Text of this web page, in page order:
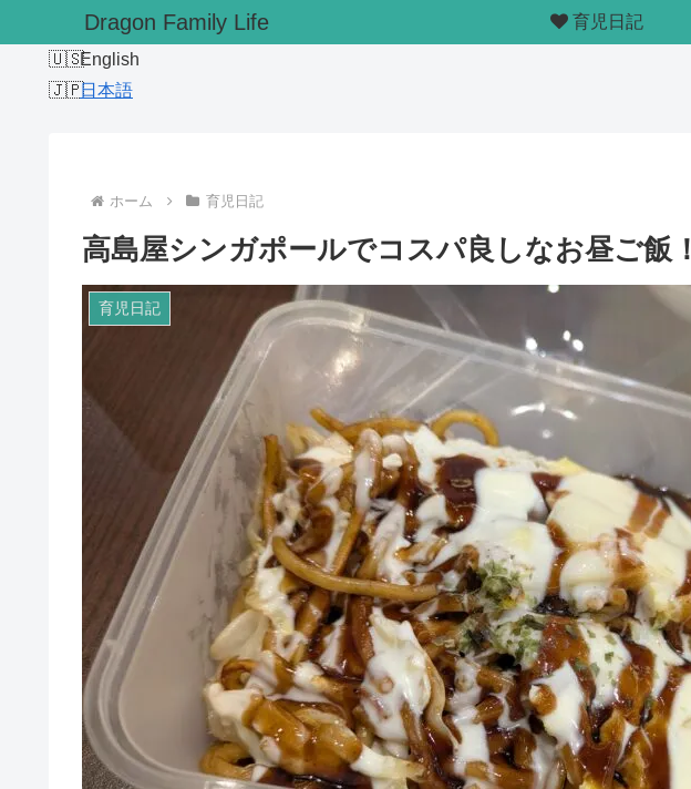
Dragon Family Life 育児日記
English
日本語
ホーム 育児日記
高島屋シンガポールでコスパ良しなお昼ご飯！
育児日記